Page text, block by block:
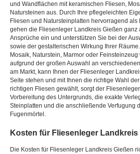
und Wandflächen mit keramischen Fliesen,
Natursteinen aus. Durch Ihre pflegeleichten
Fliesen und Natursteinplatten hervorragend
gehen die Fliesenleger Landkreis Gießen ganz
Ansprüche ein und unterstützen Sie bei der
sowie der gestalterischen Wirkung Ihrer
Mosaik, Naturstein, Marmor oder
aufgrund der großen Auswahl an
am Markt, kann Ihnen der Fliesenleger
Seite stehen und mit Ihnen die richtige Wahl
richtigen Fliesen gewählt, sorgt der
Vorbereitung des Untergrunds, die exakte
Steinplatten und die anschließende Verfugung
Fugenmörtel.
Kosten für Fliesenleger Landkreis
Die Kosten für Fliesenleger Landkreis Gießen